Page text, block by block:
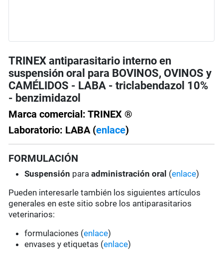
TRINEX antiparasitario interno en
suspensión oral para BOVINOS, OVINOS y
CAMÉLIDOS - LABA - triclabendazol 10%
- benzimidazol
Marca comercial: TRINEX ®
Laboratorio: LABA (enlace)
FORMULACIÓN
Suspensión paraadministración oral (enlace)
Pueden interesarle también los siguientes artículos
generales en este sitio sobre los antiparasitarios
veterinarios:
formulaciones (enlace)
envases y etiquetas (enlace)